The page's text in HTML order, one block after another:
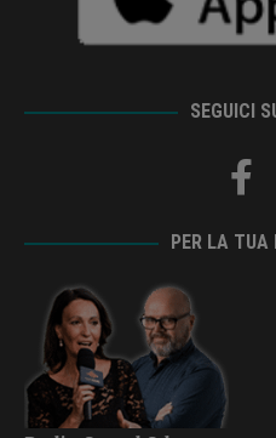
SEGUICI
PER LA TUA